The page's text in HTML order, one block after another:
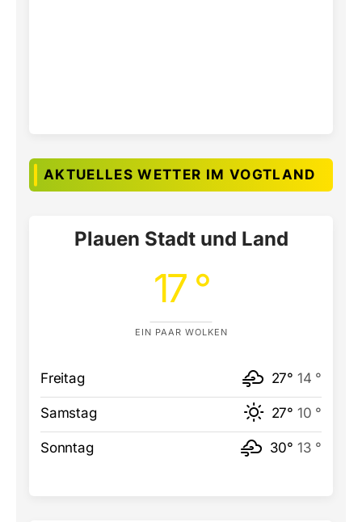
AKTUELLES WETTER IM VOGTLAND
Plauen Stadt und Land
17 °
EIN PAAR WOLKEN
Freitag 27° 14 °
Samstag 27° 10 °
Sonntag 30° 13 °